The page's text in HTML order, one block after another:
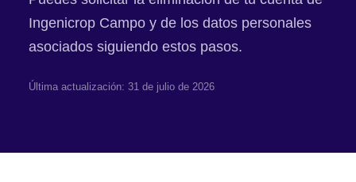
Ingenicrop Campo y de los datos personales
asociados siguiendo estos pasos.
Última actualización: 31 de julio de 2026